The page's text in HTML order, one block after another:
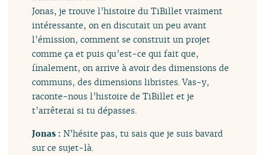
Jonas, je trouve l’histoire du TiBillet vraiment
intéressante, on en discutait un peu avant
l’émission, comment se construit un projet
comme ça et puis qu’est-ce qui fait que,
finalement, on arrive à avoir des dimensions de
communs, des dimensions libristes. Vas-y,
raconte-nous l’histoire de TiBillet et je
t’arrêterai si tu dépasses.
Jonas :N’hésite pas, tu sais que je suis bavard
sur ce sujet-là.